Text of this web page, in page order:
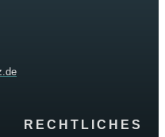
RECHTLICHES